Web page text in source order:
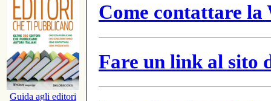
Guida agli editori
Come contattare
Fare un link al sito